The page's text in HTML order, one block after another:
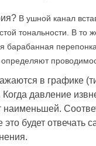
В ушной канал
тональности. В
барабанная
в графике
Когда давление
наименьшей.
будет отвечать